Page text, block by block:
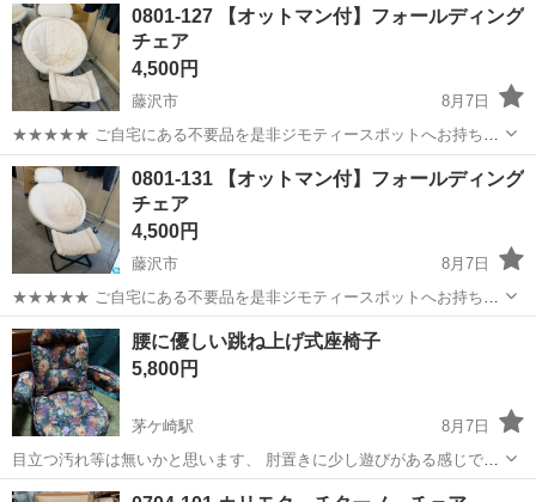
らいです。座面部分：幅３７ｃｍ、奥行き４０ｃｍ、座面高４２ｃｍ
ほどです。 横須賀市のご隠居...
0801-127 【オットマン付】フォールディング
チェア
4,500円
藤沢市
8月7日
★★★★★ ご自宅にある不要品を是非ジモティースポットへお持ち込
みしませんか？ 家電、趣味・スポーツ・レジャー用品、こども用品、
衣料服飾品、生活雑貨、家具、本、CD・DVDなどが無料でまとめて持
ち込めます！ ※詳細はこ...
神奈川 藤沢市 現地
0801-131 【オットマン付】フォールディング
チェア
4,500円
藤沢市
8月7日
★★★★★ ご自宅にある不要品を是非ジモティースポットへお持ち込
みしませんか？ 家電、趣味・スポーツ・レジャー用品、こども用品、
衣料服飾品、生活雑貨、家具、本、CD・DVDなどが無料でまとめて持
ち込めます！ ※詳細はこ...
神奈川 藤沢市 椅子 現地
腰に優しい跳ね上げ式座椅子
5,800円
茅ケ崎駅
8月7日
目立つ汚れ等は無いかと思います、 肘置きに少し遊びがある感じです
が、最初からか分かりません、 現物確認して頂きお願い致します。
神奈川 茅ヶ崎市 椅子